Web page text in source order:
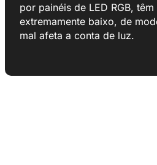
por painéis de LED RGB,
extremamente baixo, de
mal afeta a conta de luz.